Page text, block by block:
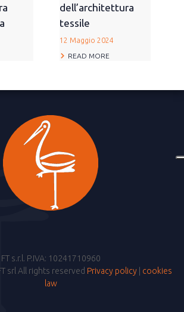
dell’architettura
tessile
12 Maggio 2024
READ MORE
FT s.r.l. P.IVA: 10241710960
srl All rights reserved Privacy policy| cookies
law